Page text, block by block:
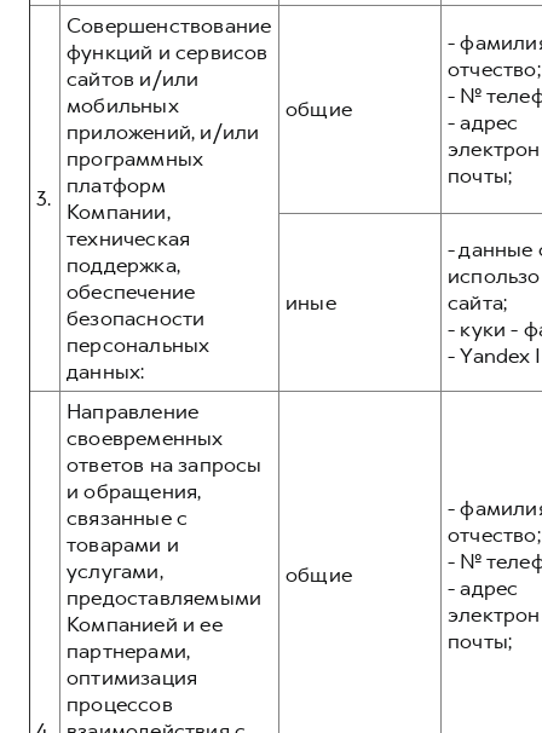
3.
Совершенствование
функций и сервисов
сайтов и/или
мобильных
приложений, и/или
программных
платформ
Компании,
техническая
поддержка,
обеспечение
безопасности
персональных
данных:
общие
-
отчество;
- №
- адрес
почты;
иные
- данные
сайта;
- куки -
- Yandex
Направление
своевременных
ответов на запросы
и обращения,
связанные с
товарами и
услугами,
предоставляемыми
Компанией и ее
партнерами,
оптимизация
процессов
общие
-
отчество;
- №
- адрес
почты;